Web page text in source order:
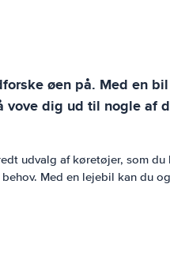
øen på. Med en
dig ud til nogle
udvalg af køretøjer, som
Med en lejebil kan du